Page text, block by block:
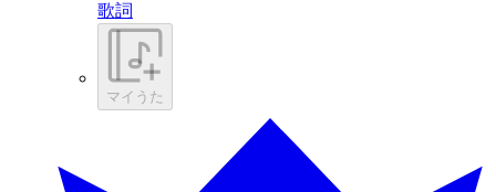
歌詞
マイうた